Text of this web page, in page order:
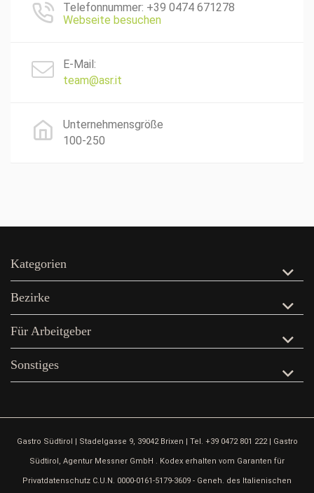
Telefonnummer: +39 0474 671278
Webseite besuchen
E-Mail:
team@asr.it
Unternehmensgröße
100-250
Kategorien
Bezirke
Für Arbeitgeber
Sonstiges
Gastro Südtirol | Stadelgasse 9, 39042 Brixen | Tel. +39 0472 801 222 | Gastro
Südtirol, Agentur Messner GmbH . Kodex erhalten vom Garanten für
Privatdatenschutz C.U.N. 0000-0161-5179-3609 - Geneh. des Italienischen